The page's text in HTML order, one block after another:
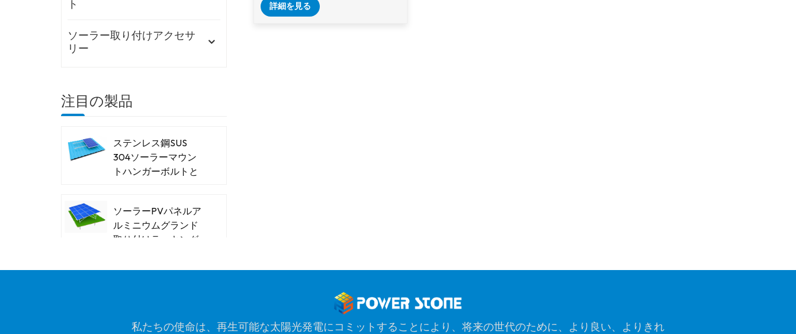
うとしている住宅所有者や企業
詳細を見る
ト
ソーラー取り付けアクセサ
リー
注目の製品
ステンレス鋼SUS
304ソーラーマウン
トハンガーボルトと
ソーラーPVパネルア
ルミニウムグランド
取り付けラッキング
私たちの使命は、再生可能な太陽光発電にコミットすることにより、将来の世代のために、より良い、よりきれ